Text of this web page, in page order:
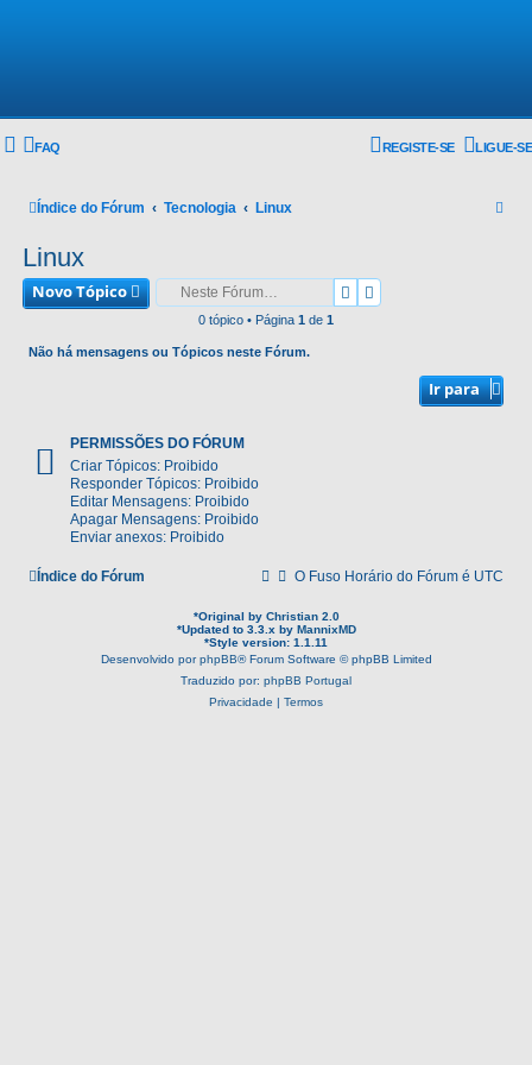
FAQ LIGUE-SE
REGISTE-SE
Índice do Fórum Tecnologia Linux
s
Linux
Novo Tópico Pesquisar
0 tópico • Página 1 de 1
Não há mensagens ou Tópicos neste Fórum.
Ir para
PERMISSÕES DO FÓRUM
Criar Tópicos: Proibido
Responder Tópicos: Proibido
Editar Mensagens: Proibido
Apagar Mensagens: Proibido
Enviar anexos: Proibido
Índice do Fórum O Fuso Horário do Fórum é UTC
*Original by Christian 2.0
*Updated to 3.3.x by MannixMD
*Style version: 1.1.11
Desenvolvido porphpBB® Forum Software © phpBB Limited
Traduzido por: phpBB Portugal
Privacidade
Termos